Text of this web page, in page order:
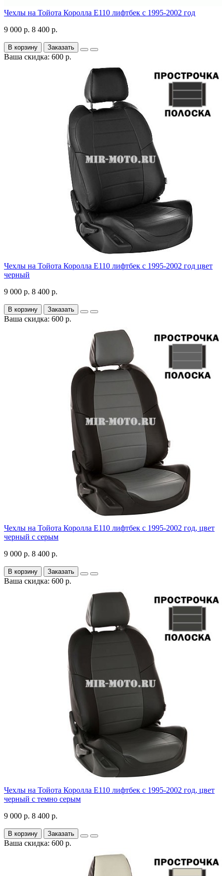
Чехлы на Тойота Королла Е110 лифтбек с 1995-2002 год
9 000 р. 8 400 р.
В корзину Заказать
Ваша скидка: 600 р.
Чехлы на Тойота Королла Е110 лифтбек с 1995-2002 год цвет
черный
9 000 р. 8 400 р.
В корзину Заказать
Ваша скидка: 600 р.
Чехлы на Тойота Королла Е110 лифтбек с 1995-2002 год, цвет
черный с серым
9 000 р. 8 400 р.
В корзину Заказать
Ваша скидка: 600 р.
Чехлы на Тойота Королла Е110 лифтбек с 1995-2002 год, цвет
черный с темно серым
9 000 р. 8 400 р.
В корзину Заказать
Ваша скидка: 600 р.